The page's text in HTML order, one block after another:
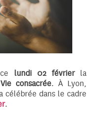
lundi 02 févrierla
consacrée. À Lyon,
célébrée dans le cadre
.